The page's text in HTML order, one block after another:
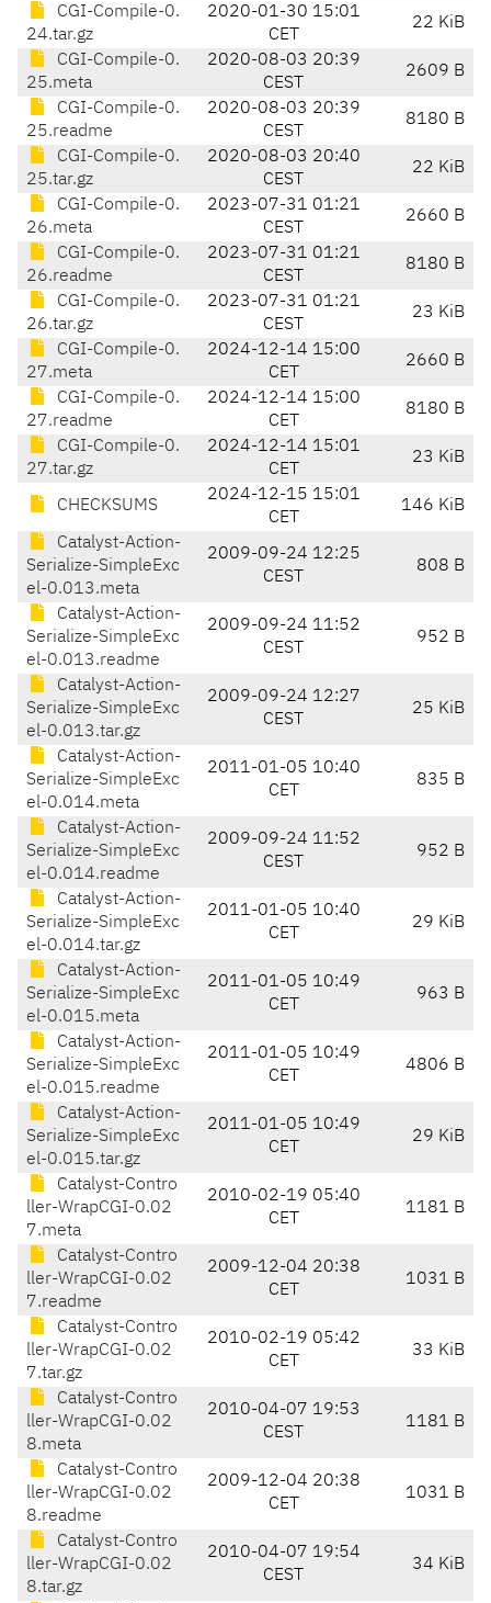
CGI-Compile-0.
24.tar.gz
2020-01-30 15:01
CET
22 KiB
CGI-Compile-0.
25.meta
2020-08-03 20:39
CEST
2609 B
CGI-Compile-0.
25.readme
2020-08-03 20:39
CEST
8180 B
CGI-Compile-0.
25.tar.gz
2020-08-03 20:40
CEST
22 KiB
CGI-Compile-0.
26.meta
2023-07-31 01:21
CEST
2660 B
CGI-Compile-0.
26.readme
2023-07-31 01:21
CEST
8180 B
CGI-Compile-0.
26.tar.gz
2023-07-31 01:21
CEST
23 KiB
CGI-Compile-0.
27.meta
2024-12-14 15:00
CET
2660 B
CGI-Compile-0.
27.readme
2024-12-14 15:00
CET
8180 B
CGI-Compile-0.
27.tar.gz
2024-12-14 15:01
CET
23 KiB
CHECKSUMS
2024-12-15 15:01
CET
146 KiB
Catalyst-Action-
Serialize-SimpleExc
el-0.013.meta
2009-09-24 12:25
CEST
808 B
Catalyst-Action-
Serialize-SimpleExc
el-0.013.readme
2009-09-24 11:52
CEST
952 B
Catalyst-Action-
Serialize-SimpleExc
el-0.013.tar.gz
2009-09-24 12:27
CEST
25 KiB
Catalyst-Action-
Serialize-SimpleExc
el-0.014.meta
2011-01-05 10:40
CET
835 B
Catalyst-Action-
Serialize-SimpleExc
el-0.014.readme
2009-09-24 11:52
CEST
952 B
Catalyst-Action-
Serialize-SimpleExc
el-0.014.tar.gz
2011-01-05 10:40
CET
29 KiB
Catalyst-Action-
Serialize-SimpleExc
el-0.015.meta
2011-01-05 10:49
CET
963 B
Catalyst-Action-
Serialize-SimpleExc
el-0.015.readme
2011-01-05 10:49
CET
4806 B
Catalyst-Action-
Serialize-SimpleExc
el-0.015.tar.gz
2011-01-05 10:49
CET
29 KiB
Catalyst-Contro
ller-WrapCGI-0.02
7.meta
2010-02-19 05:40
CET
1181 B
Catalyst-Contro
ller-WrapCGI-0.02
7.readme
2009-12-04 20:38
CET
1031 B
Catalyst-Contro
ller-WrapCGI-0.02
7.tar.gz
2010-02-19 05:42
CET
33 KiB
Catalyst-Contro
ller-WrapCGI-0.02
8.meta
2010-04-07 19:53
CEST
1181 B
Catalyst-Contro
ller-WrapCGI-0.02
8.readme
2009-12-04 20:38
CET
1031 B
Catalyst-Contro
ller-WrapCGI-0.02
8.tar.gz
2010-04-07 19:54
CEST
34 KiB